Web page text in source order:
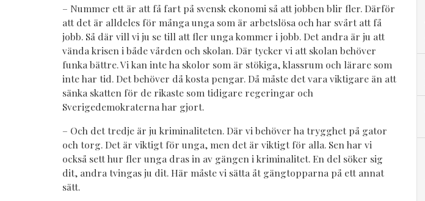
– Nummer ett är att få fart på svensk ekonomi så att jobben blir fler. Därför
att det är alldeles för många unga som är arbetslösa och har svårt att få
jobb. Så där vill vi ju se till att fler unga kommer i jobb. Det andra är ju att
vända krisen i både vården och skolan. Där tycker vi att skolan behöver
funka bättre. Vi kan inte ha skolor som är stökiga, klassrum och lärare som
inte har tid. Det behöver då kosta pengar. Då måste det vara viktigare än att
sänka skatten för de rikaste som tidigare regeringar och
Sverigedemokraterna har gjort.
– Och det tredje är ju kriminaliteten. Där vi behöver ha trygghet på gator
och torg. Det är viktigt för unga, men det är viktigt för alla. Sen har vi
också sett hur fler unga dras in av gängen i kriminalitet. En del söker sig
dit, andra tvingas ju dit. Här måste vi sätta åt gängtopparna på ett annat
sätt.